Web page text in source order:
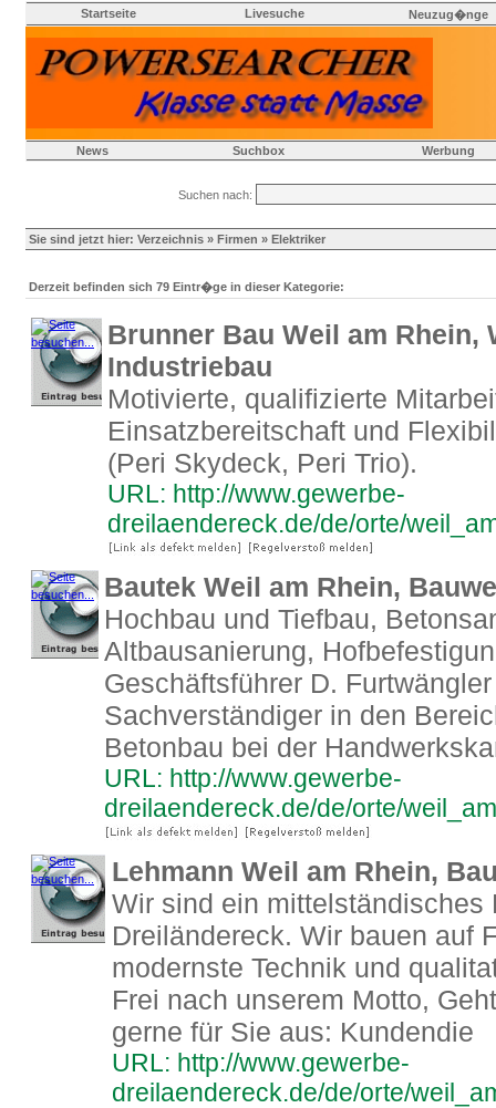
Startseite Livesuche Neuzug�nge
News Suchbox Werbung
Suchen nach:
Sie sind jetzt hier: Verzeichnis » Firmen » Elektriker
Derzeit befinden sich 79 Eintr�ge in dieser Kategorie:
Brunner Bau Weil am Rhein,
Industriebau
Motivierte, qualifizierte
Einsatzbereitschaft und
(Peri Skydeck, Peri Trio).
URL: http://www.gewerbe-
dreilaendereck.de/de/orte/
Bautek Weil am Rhein,
Hochbau und Tiefbau,
Altbausanierung,
Geschäftsführer D.
Sachverständiger in den
Betonbau bei der
URL: http://www.gewerbe-
dreilaendereck.de/de/orte/
Lehmann Weil am Rhein,
Wir sind ein mittelständisches
Dreiländereck. Wir bauen auf
modernste Technik und
Frei nach unserem Motto,
gerne für Sie aus: Kundendie
URL: http://www.gewerbe-
dreilaendereck.de/de/orte/